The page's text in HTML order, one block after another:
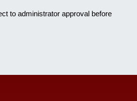
to administrator approval before